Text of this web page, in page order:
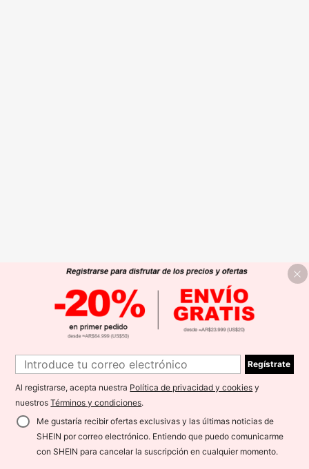
Regístrate
Al registrarse, acepta nuestra Política de privacidad y cookies y
nuestrosTérminos y condiciones.
Me gustaría recibir ofertas exclusivas y las últimas noticias de
SHEIN por correo electrónico. Entiendo que puedo comunicarme
con SHEIN para cancelar la suscripción en cualquier momento.